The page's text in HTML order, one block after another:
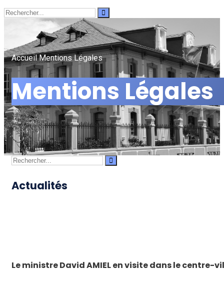
Accueil Mentions Légales
Mentions Légales
Actualités
Le ministre David AMIEL en visite dans le centre-